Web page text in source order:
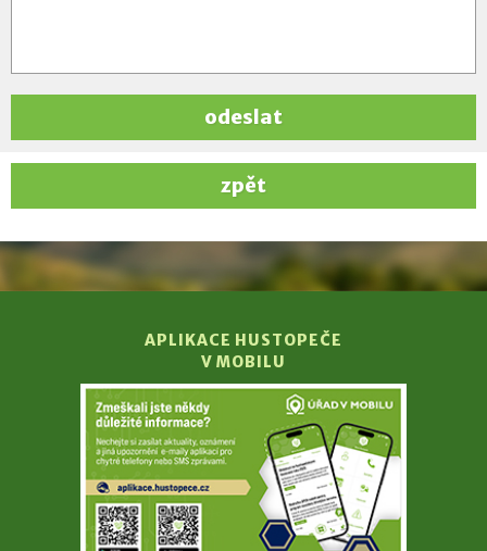
odeslat
zpět
APLIKACE HUSTOPEČE
V MOBILU